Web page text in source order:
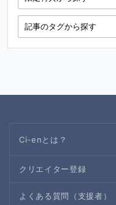
Ci-enとは？
クリエイター登録
よくある質問（支援者）